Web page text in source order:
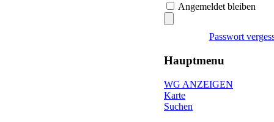
Angemeldet bleiben
Passwort
Hauptmenu
WG ANZEIGEN
Karte
Suchen